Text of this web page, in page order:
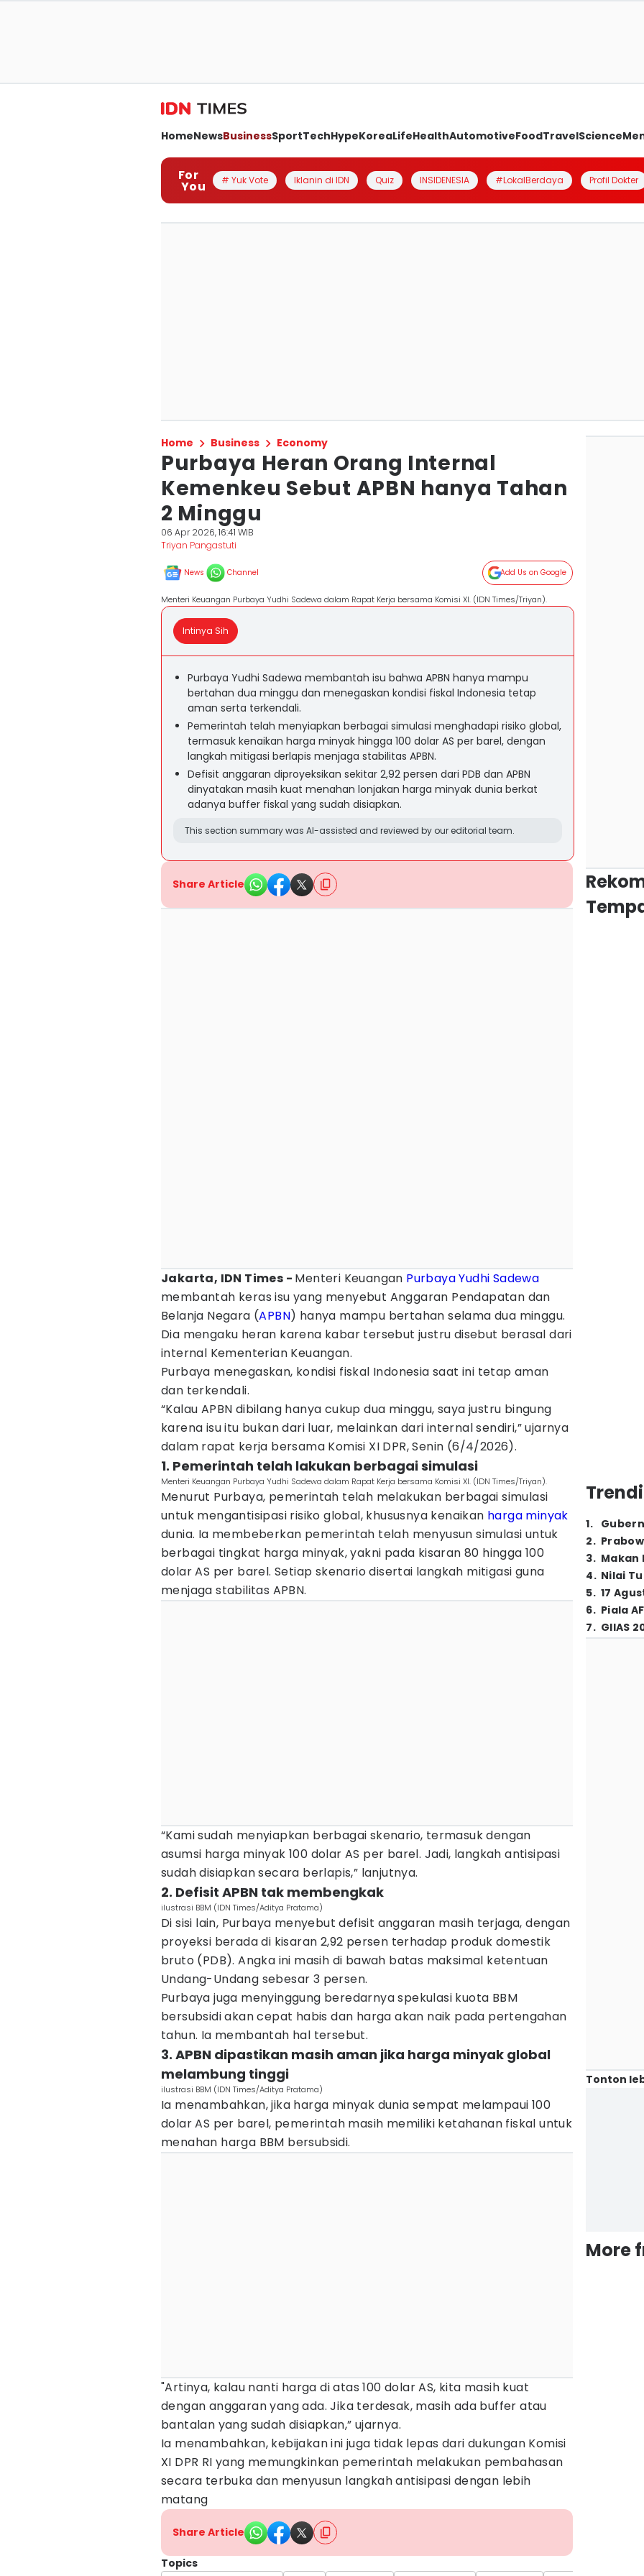
HomeNewsBusinessSportTechHypeKoreaLifeHealthAutomotiveFoodTravelScience
For
You # Yuk Vote Iklanin di IDN Quiz INSIDENESIA #LokalBerdaya Profil Dokter
Home Business Economy
Purbaya Heran Orang Internal
Kemenkeu Sebut APBN hanya Tahan
2 Minggu
06 Apr 2026, 16:41 WIB
Triyan Pangastuti
News Channel Add Us on Google
Menteri Keuangan Purbaya Yudhi Sadewa dalam Rapat Kerja bersama Komisi XI. (IDN Times/Triyan).
Intinya Sih
Purbaya Yudhi Sadewa membantah isu bahwa APBN hanya mampu
bertahan dua minggu dan menegaskan kondisi fiskal Indonesia tetap
aman serta terkendali.
Pemerintah telah menyiapkan berbagai simulasi menghadapi risiko global,
termasuk kenaikan harga minyak hingga 100 dolar AS per barel, dengan
langkah mitigasi berlapis menjaga stabilitas APBN.
Defisit anggaran diproyeksikan sekitar 2,92 persen dari PDB dan APBN
dinyatakan masih kuat menahan lonjakan harga minyak dunia berkat
adanya buffer fiskal yang sudah disiapkan.
This section summary was AI-assisted and reviewed by our editorial team.
Share Article
Jakarta, IDN Times - Menteri Keuangan Purbaya Yudhi Sadewa
membantah keras isu yang menyebut Anggaran Pendapatan dan
Belanja Negara (APBN) hanya mampu bertahan selama dua minggu.
Dia mengaku heran karena kabar tersebut justru disebut berasal dari
internal Kementerian Keuangan.
Purbaya menegaskan, kondisi fiskal Indonesia saat ini tetap aman
dan terkendali.
“Kalau APBN dibilang hanya cukup dua minggu, saya justru bingung
karena isu itu bukan dari luar, melainkan dari internal sendiri,” ujarnya
dalam rapat kerja bersama Komisi XI DPR, Senin (6/4/2026).
1. Pemerintah telah lakukan berbagai simulasi
Menteri Keuangan Purbaya Yudhi Sadewa dalam Rapat Kerja bersama Komisi XI. (IDN Times/Triyan).
Menurut Purbaya, pemerintah telah melakukan berbagai simulasi
untuk mengantisipasi risiko global, khususnya kenaikan harga minyak
dunia. Ia membeberkan pemerintah telah menyusun simulasi untuk
berbagai tingkat harga minyak, yakni pada kisaran 80 hingga 100
dolar AS per barel. Setiap skenario disertai langkah mitigasi guna
menjaga stabilitas APBN.
“Kami sudah menyiapkan berbagai skenario, termasuk dengan
asumsi harga minyak 100 dolar AS per barel. Jadi, langkah antisipasi
sudah disiapkan secara berlapis,” lanjutnya.
2. Defisit APBN tak membengkak
ilustrasi BBM (IDN Times/Aditya Pratama)
Di sisi lain, Purbaya menyebut defisit anggaran masih terjaga, dengan
proyeksi berada di kisaran 2,92 persen terhadap produk domestik
bruto (PDB). Angka ini masih di bawah batas maksimal ketentuan
Undang-Undang sebesar 3 persen.
Purbaya juga menyinggung beredarnya spekulasi kuota BBM
bersubsidi akan cepat habis dan harga akan naik pada pertengahan
tahun. Ia membantah hal tersebut.
3. APBN dipastikan masih aman jika harga minyak global
melambung tinggi
ilustrasi BBM (IDN Times/Aditya Pratama)
Ia menambahkan, jika harga minyak dunia sempat melampaui 100
dolar AS per barel, pemerintah masih memiliki ketahanan fiskal untuk
menahan harga BBM bersubsidi.
"Artinya, kalau nanti harga di atas 100 dolar AS, kita masih kuat
dengan anggaran yang ada. Jika terdesak, masih ada buffer atau
bantalan yang sudah disiapkan,” ujarnya.
Ia menambahkan, kebijakan ini juga tidak lepas dari dukungan Komisi
XI DPR RI yang memungkinkan pemerintah melakukan pembahasan
secara terbuka dan menyusun langkah antisipasi dengan lebih
matang
Share Article
Topics
1.
2.
3. Makan
4. Nilai
5. 17
6. Piala
7. GIIAS
Tonton
More